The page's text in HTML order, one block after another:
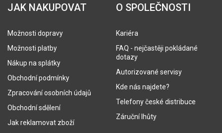
JAK NAKUPOVAT
Možnosti dopravy
Možnosti platby
Nákup na splátky
Obchodní podmínky
Zpracování osobních údajů
Obchodní sdělení
Jak reklamovat zboží
O SPOLEČNOSTI
Kariéra
FAQ - nejčastěji pokládané
dotazy
Autorizované servisy
Kde nás najdete?
Telefony české distribuce
Záruční lhůty